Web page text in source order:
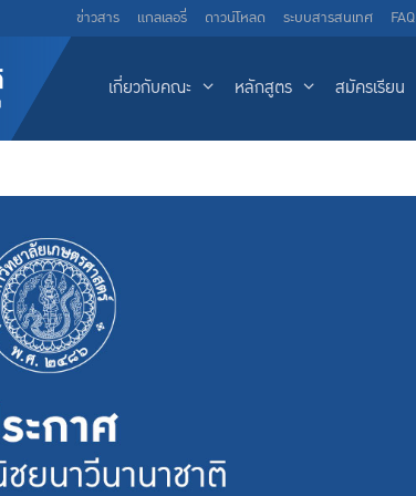
ข่าวสาร แกลเลอรี่ ดาวน์โหลด ระบบสารสนเทศ FAQ
เกี่ยวกับคณะ หลักสูตร สมัครเรียน